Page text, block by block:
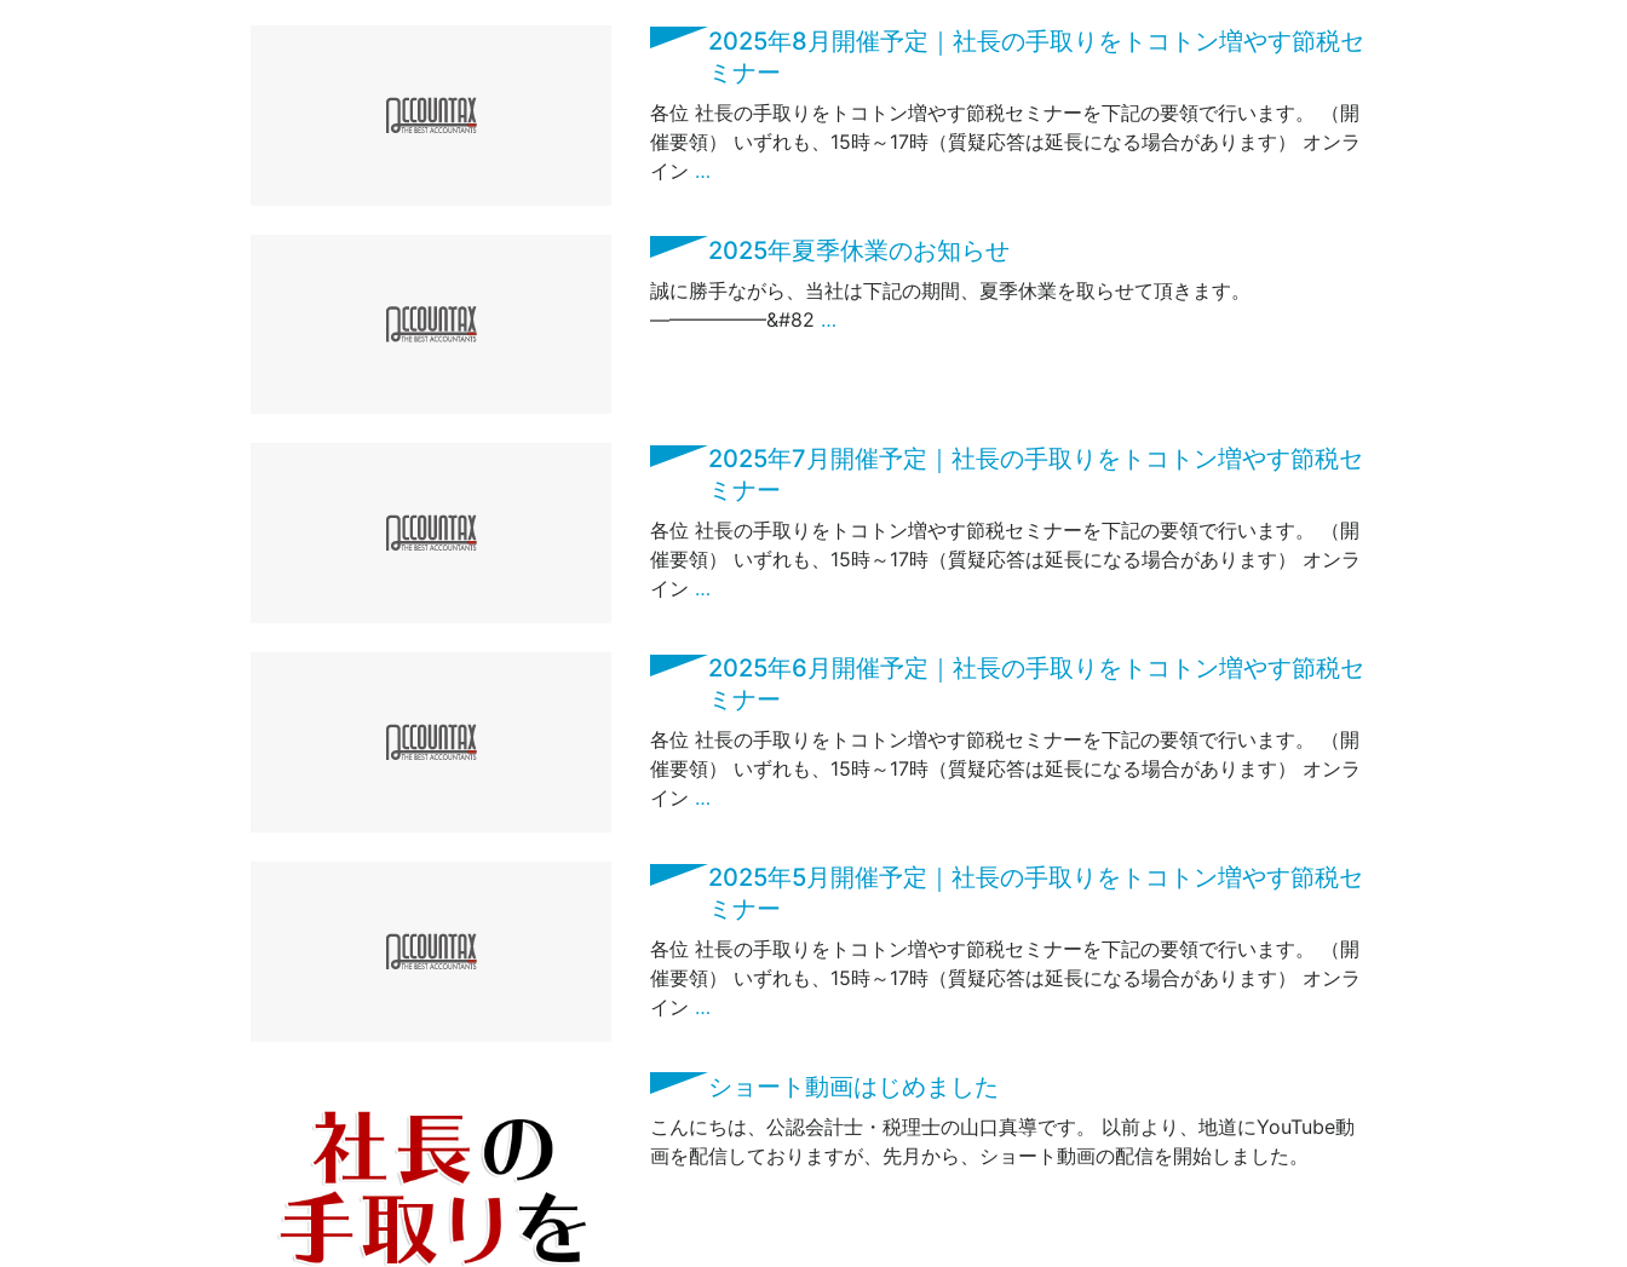
2025年8月開催予定｜社長の手取りをトコトン増やす節税セ
ミナー
各位 社長の手取りをトコトン増やす節税セミナーを下記の要領で行います。 （開
催要領） いずれも、15時～17時（質疑応答は延長になる場合があります） オンラ
イン …
2025年夏季休業のお知らせ
誠に勝手ながら、当社は下記の期間、夏季休業を取らせて頂きます。
——————&#82 …
2025年7月開催予定｜社長の手取りをトコトン増やす節税セ
ミナー
各位 社長の手取りをトコトン増やす節税セミナーを下記の要領で行います。 （開
催要領） いずれも、15時～17時（質疑応答は延長になる場合があります） オンラ
イン …
2025年6月開催予定｜社長の手取りをトコトン増やす節税セ
ミナー
各位 社長の手取りをトコトン増やす節税セミナーを下記の要領で行います。 （開
催要領） いずれも、15時～17時（質疑応答は延長になる場合があります） オンラ
イン …
2025年5月開催予定｜社長の手取りをトコトン増やす節税セ
ミナー
各位 社長の手取りをトコトン増やす節税セミナーを下記の要領で行います。 （開
催要領） いずれも、15時～17時（質疑応答は延長になる場合があります） オンラ
イン …
ショート動画はじめました
こんにちは、公認会計士・税理士の山口真導です。 以前より、地道にYouTube動
画を配信しておりますが、先月から、ショート動画の配信を開始しました。